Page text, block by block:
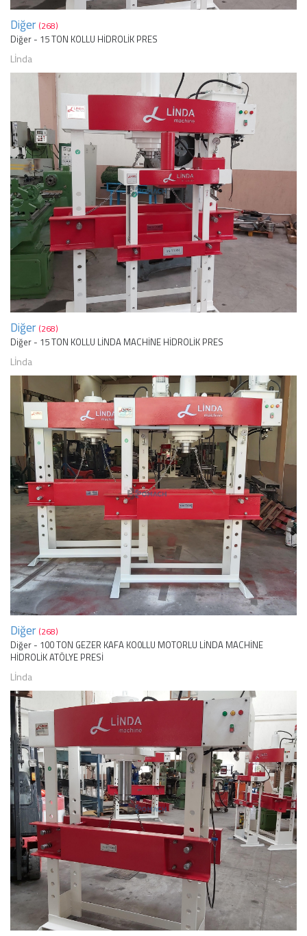
Diğer (268)
Diğer - 15 TON KOLLU HİDROLİK PRES
Lİnda
Diğer (268)
Diğer - 15 TON KOLLU LİNDA MACHİNE HİDROLİK PRES
Lİnda
Diğer (268)
Diğer - 100 TON GEZER KAFA KO0LLU MOTORLU LİNDA MACHİNE
HİDROLİK ATÖLYE PRESİ
Lİnda